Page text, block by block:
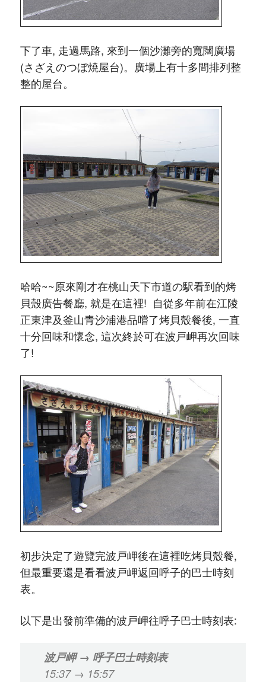
下了車, 走過馬路, 來到一個沙灘旁的寬闊廣場
(さざえのつぼ焼屋台)。廣場上有十多間排列整
整的屋台。
哈哈~~原來剛才在桃山天下市道の駅看到的烤
貝殼廣告餐廳, 就是在這裡! 自從多年前在江陵
正東津及釜山青沙浦港品嚐了烤貝殼餐後, 一直
十分回味和懷念, 這次終於可在波戸岬再次回味
了!
初步決定了遊覽完波戸岬後在這裡吃烤貝殼餐,
但最重要還是看看波戸岬返回呼子的巴士時刻
表。
以下是出發前準備的波戸岬往呼子巴士時刻表:
波戸岬 → 呼子巴士時刻表
15:37 → 15:57